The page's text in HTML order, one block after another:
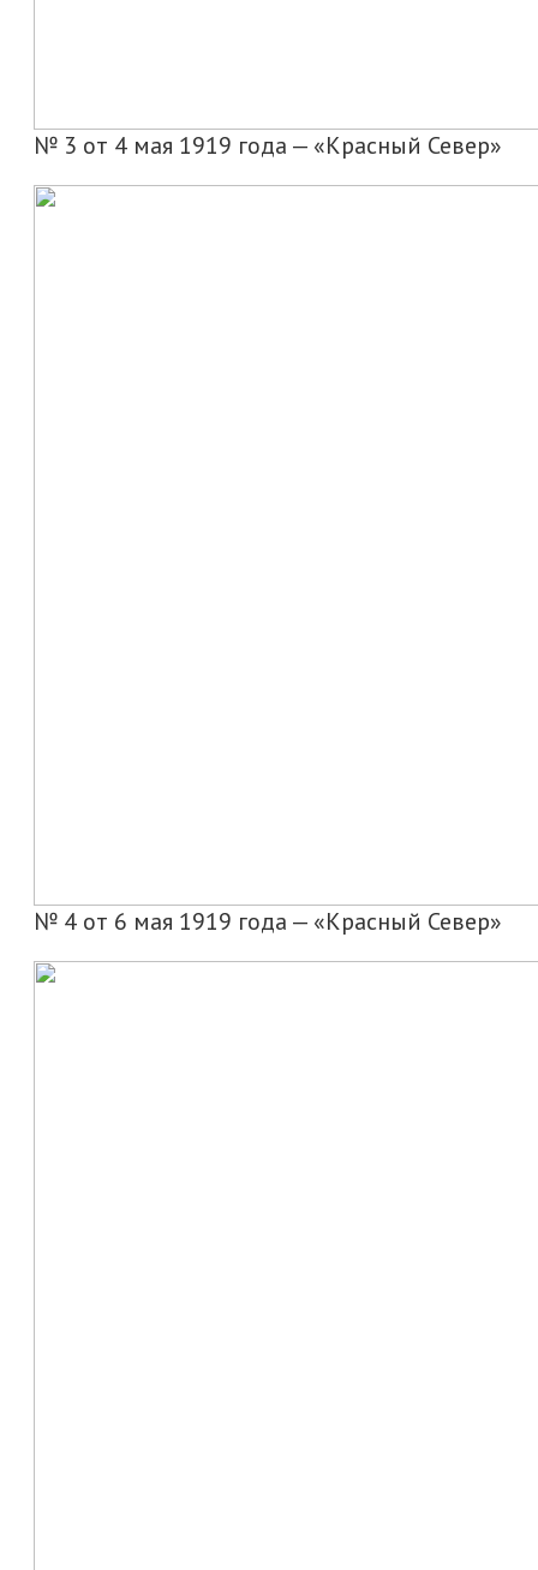
№ 3 от 4 мая 1919 года — «Красный Север»
№ 4 от 6 мая 1919 года — «Красный Север»